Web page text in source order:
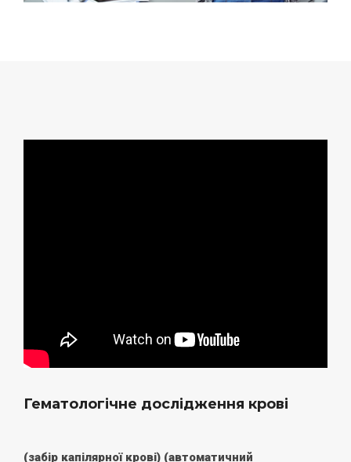
Гематологічне дослідження крові
(забір капілярної крові) (автоматичний